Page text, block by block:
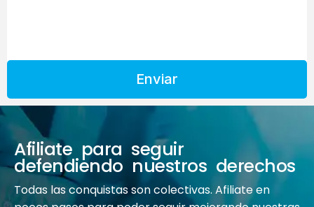
Enviar
Afiliate para seguir
defendiendo nuestros derechos
Todas las conquistas son colectivas. Afiliate en